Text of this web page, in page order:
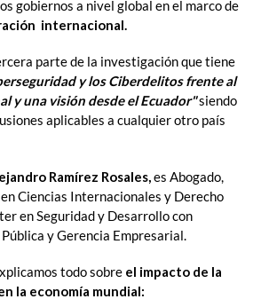
gobiernos a nivel global en el marco de
internacional.
parte de la investigación que tiene
y los Ciberdelitos frente al
y una visión desde el Ecuador"siendo
aplicables a cualquier otro país
Ramírez Rosales,es Abogado,
Ciencias Internacionales y Derecho
en Seguridad y Desarrollo con
y Gerencia Empresarial.
todo sobre el impacto de la
la economía mundial: